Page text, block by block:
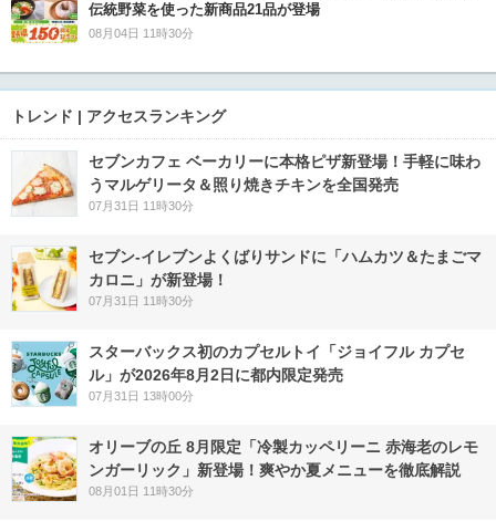
伝統野菜を使った新商品21品が登場
08月04日 11時30分
トレンド | アクセスランキング
セブンカフェ ベーカリーに本格ピザ新登場！手軽に味わ
うマルゲリータ＆照り焼きチキンを全国発売
07月31日 11時30分
セブン‐イレブンよくばりサンドに「ハムカツ＆たまごマ
カロニ」が新登場！
07月31日 11時30分
スターバックス初のカプセルトイ「ジョイフル カプセ
ル」が2026年8月2日に都内限定発売
07月31日 13時00分
オリーブの丘 8月限定「冷製カッペリーニ 赤海老のレモ
ンガーリック」新登場！爽やか夏メニューを徹底解説
08月01日 11時30分